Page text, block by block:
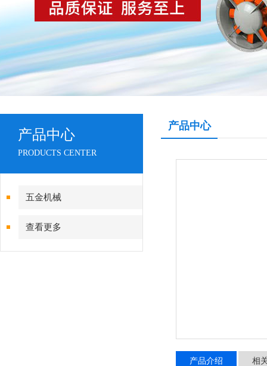
产品中心
PRODUCTS CENTER
五金机械
查看更多
产品中心
产品介绍 相